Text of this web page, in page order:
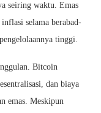
seiring waktu. Emas
selama berabad-
tinggi.
Bitcoin
dan biaya
emas. Meskipun